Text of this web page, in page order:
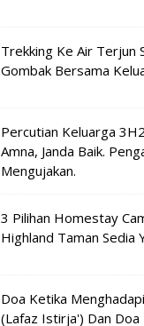
Trekking Ke Air Terjun
Gombak Bersama
Percutian Keluarga
Amna, Janda Baik.
Mengujakan.
3 Pilihan Homestay
Highland Taman Sedia
Doa Ketika
(Lafaz Istirja') Dan Doa